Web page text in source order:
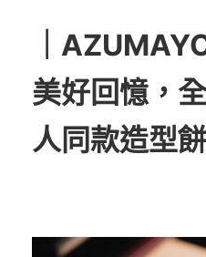
｜
美好回憶，
人同款造型